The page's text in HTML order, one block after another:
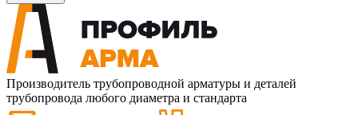
Производитель трубопроводной арматуры и деталей
трубопровода любого диаметра и стандарта